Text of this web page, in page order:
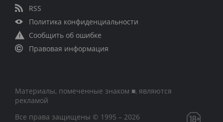
RSS
Политика конфиденциальности
Сообщить об ошибке
Правовая информация
Материалы, помеченные знаком ■, являются
рекламой
Все права защищены © 1995 – 2026